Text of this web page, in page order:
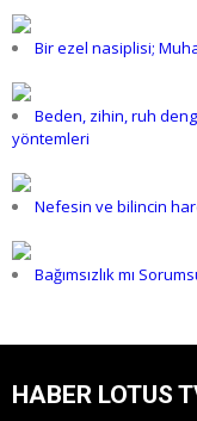
Bir ezel nasiplisi;
Beden, zihin, ruh
yöntemleri
Nefesin ve bilincin
Bağımsızlık mı
HABER LOTUS